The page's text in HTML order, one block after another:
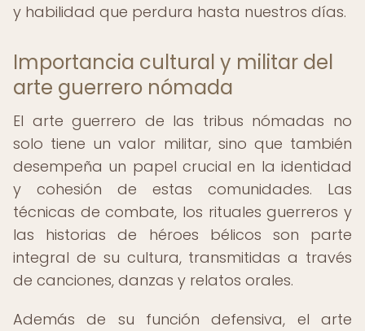
y habilidad que perdura hasta nuestros días.
Importancia cultural y militar del
arte guerrero nómada
El arte guerrero de las tribus nómadas no
solo tiene un valor militar, sino que también
desempeña un papel crucial en la identidad
y cohesión de estas comunidades. Las
técnicas de combate, los rituales guerreros y
las historias de héroes bélicos son parte
integral de su cultura, transmitidas a través
de canciones, danzas y relatos orales.
Además de su función defensiva, el arte